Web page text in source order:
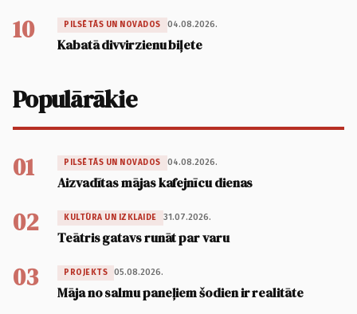
10 PILSĒTĀS UN NOVADOS 04.08.2026.
Kabatā divvirzienu biļete
Populārākie
01 PILSĒTĀS UN NOVADOS 04.08.2026.
Aizvadītas mājas kafejnīcu dienas
02 KULTŪRA UN IZKLAIDE 31.07.2026.
Teātris gatavs runāt par varu
03 PROJEKTS 05.08.2026.
Māja no salmu paneļiem šodien ir realitāte